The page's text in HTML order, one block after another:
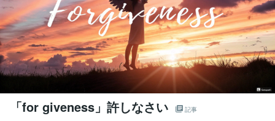
「for giveness」許しなさい 記事